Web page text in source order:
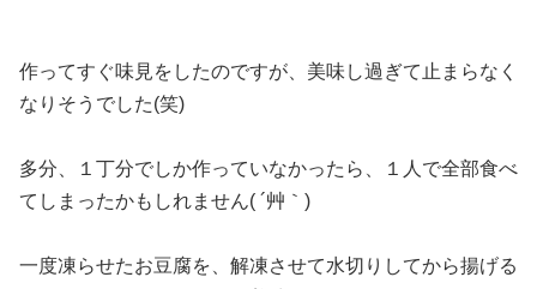
作ってすぐ味見をしたのですが、美味し過ぎて止まらなく
なりそうでした(笑)
多分、１丁分でしか作っていなかったら、１人で全部食べ
てしまったかもしれません( ´艸｀)
一度凍らせたお豆腐を、解凍させて水切りしてから揚げる